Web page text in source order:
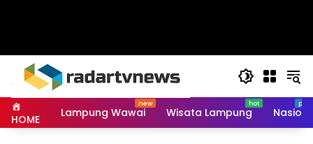
HOME Lampung Wawai Wisata Lampung